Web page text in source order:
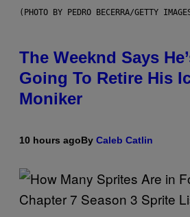
(PHOTO BY PEDRO BECERRA/GETTY
The Weeknd Says
Going To Retire His
Moniker
10 hours agoBy Caleb Catlin